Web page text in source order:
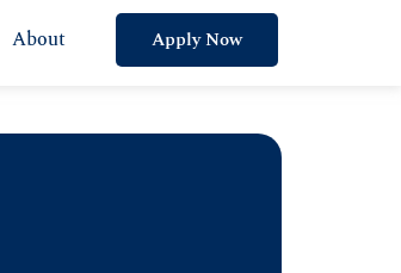
About Apply Now